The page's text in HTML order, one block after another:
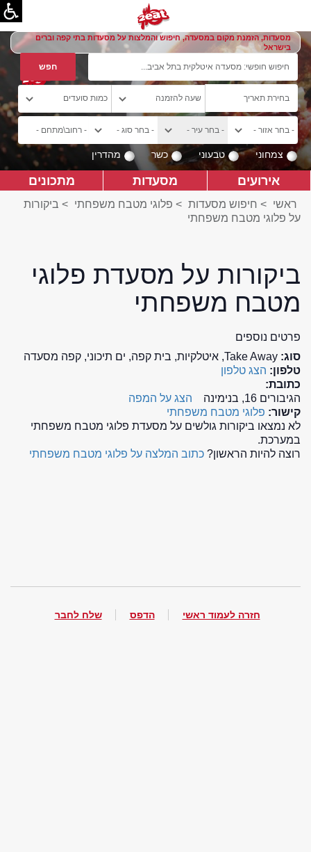
מסעדות, הזמנת מקום במסעדה, חיפוש והמלצות על מסעדות בתי קפה וברים
בישראל
צמחוני טבעוני כשר מהדרין
אירועים מסעדות מתכונים
ראשי > חיפוש מסעדות > פלוגי מטבח משפחתי > ביקורות
על פלוגי מטבח משפחתי
ביקורות על מסעדת פלוגי
מטבח משפחתי
פרטים נוספים
סוג: Take Away, איטלקיות, בית קפה, ים תיכוני, קפה מסעדה
טלפון: הצג טלפון
כתובת:
הגיבורים 16, בנימינה
הצג על המפה
קישור: פלוגי מטבח משפחתי
לא נמצאו ביקורות גולשים על מסעדת פלוגי מטבח משפחתי
במערכת.
רוצה להיות הראשון? כתוב המלצה על פלוגי מטבח משפחתי
חזרה לעמוד ראשי הדפס שלח לחבר